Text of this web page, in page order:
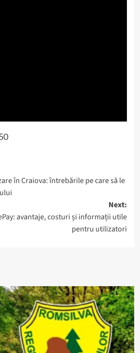
în Craiova: întrebările pe care să le
Next:
avantaje, costuri și informații utile
pentru utilizatori